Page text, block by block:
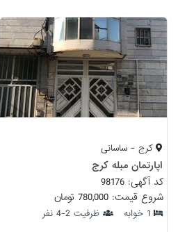
کرج - ساسانی
اپارتمان مبله کرج
کد آگهی: 98176
شروع قیمت: 780,000 تومان
1 خوابه ظرفیت 2-4 نفر